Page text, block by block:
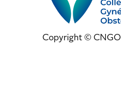
Copyright ©